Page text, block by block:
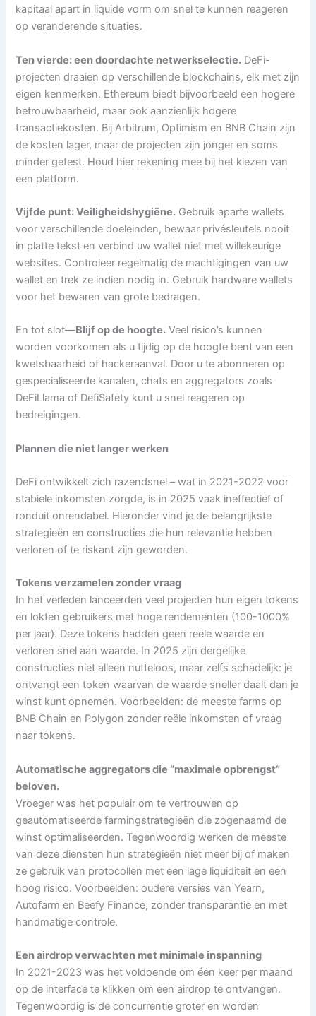
kapitaal apart in liquide vorm om snel te kunnen reageren
op veranderende situaties.
Ten vierde: een doordachte netwerkselectie. DeFi-
projecten draaien op verschillende blockchains, elk met zijn
eigen kenmerken. Ethereum biedt bijvoorbeeld een hogere
betrouwbaarheid, maar ook aanzienlijk hogere
transactiekosten. Bij Arbitrum, Optimism en BNB Chain zijn
de kosten lager, maar de projecten zijn jonger en soms
minder getest. Houd hier rekening mee bij het kiezen van
een platform.
Vijfde punt: Veiligheidshygiëne. Gebruik aparte wallets
voor verschillende doeleinden, bewaar privésleutels nooit
in platte tekst en verbind uw wallet niet met willekeurige
websites. Controleer regelmatig de machtigingen van uw
wallet en trek ze indien nodig in. Gebruik hardware wallets
voor het bewaren van grote bedragen.
En tot slot—Blijf op de hoogte. Veel risico’s kunnen
worden voorkomen als u tijdig op de hoogte bent van een
kwetsbaarheid of hackeraanval. Door u te abonneren op
gespecialiseerde kanalen, chats en aggregators zoals
DeFiLlama of DefiSafety kunt u snel reageren op
bedreigingen.
Plannen die niet langer werken
DeFi ontwikkelt zich razendsnel – wat in 2021-2022 voor
stabiele inkomsten zorgde, is in 2025 vaak ineffectief of
ronduit onrendabel. Hieronder vind je de belangrijkste
strategieën en constructies die hun relevantie hebben
verloren of te riskant zijn geworden.
Tokens verzamelen zonder vraag
In het verleden lanceerden veel projecten hun eigen tokens
en lokten gebruikers met hoge rendementen (100-1000%
per jaar). Deze tokens hadden geen reële waarde en
verloren snel aan waarde. In 2025 zijn dergelijke
constructies niet alleen nutteloos, maar zelfs schadelijk: je
ontvangt een token waarvan de waarde sneller daalt dan je
winst kunt opnemen. Voorbeelden: de meeste farms op
BNB Chain en Polygon zonder reële inkomsten of vraag
naar tokens.
Automatische aggregators die “maximale opbrengst”
beloven.
Vroeger was het populair om te vertrouwen op
geautomatiseerde farmingstrategieën die zogenaamd de
winst optimaliseerden. Tegenwoordig werken de meeste
van deze diensten hun strategieën niet meer bij of maken
ze gebruik van protocollen met een lage liquiditeit en een
hoog risico. Voorbeelden: oudere versies van Yearn,
Autofarm en Beefy Finance, zonder transparantie en met
handmatige controle.
Een airdrop verwachten met minimale inspanning
In 2021-2023 was het voldoende om één keer per maand
op de interface te klikken om een ​​airdrop te ontvangen.
Tegenwoordig is de concurrentie groter en worden